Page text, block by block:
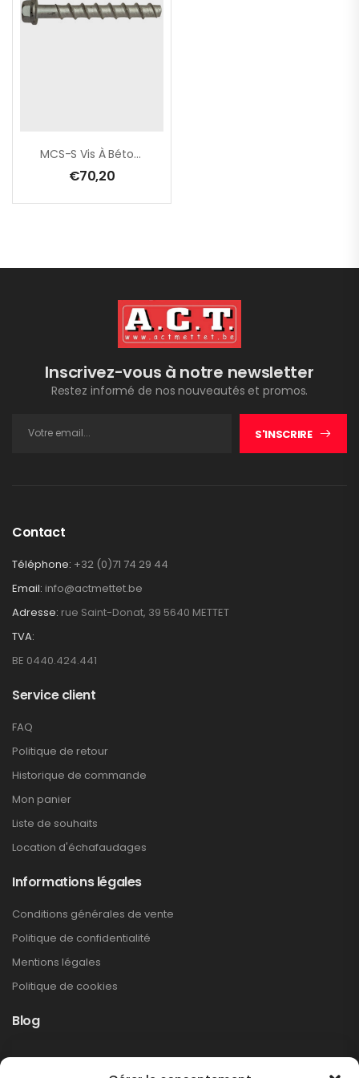
MCS-S Vis À Béton 8 X 140 Mm, Tête Hexa / Boîte De 50 Pcs
€70,20
Inscrivez-vous à notre newsletter
Restez informé de nos nouveautés et promos.
S'INSCRIRE
Contact
Téléphone: +32 (0)71 74 29 44
Email: info@actmettet.be
Adresse: rue Saint-Donat, 39 5640 METTET
TVA:
BE 0440.424.441
Service client
FAQ
Politique de retour
Historique de commande
Mon panier
Liste de souhaits
Location d'échafaudages
Informations légales
Conditions générales de vente
Politique de confidentialité
Mentions légales
Politique de cookies
Blog